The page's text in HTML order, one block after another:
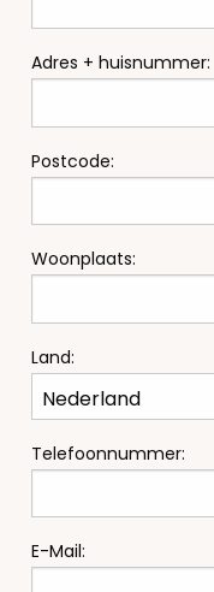
Adres + huisnummer:
Postcode:
Woonplaats:
Land:
Telefoonnummer:
E-Mail: